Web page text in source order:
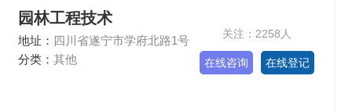
园林工程技术
地址： 四川省遂宁市学府北路1号
分类： 其他
关注：2258人
在线咨询 在线登记